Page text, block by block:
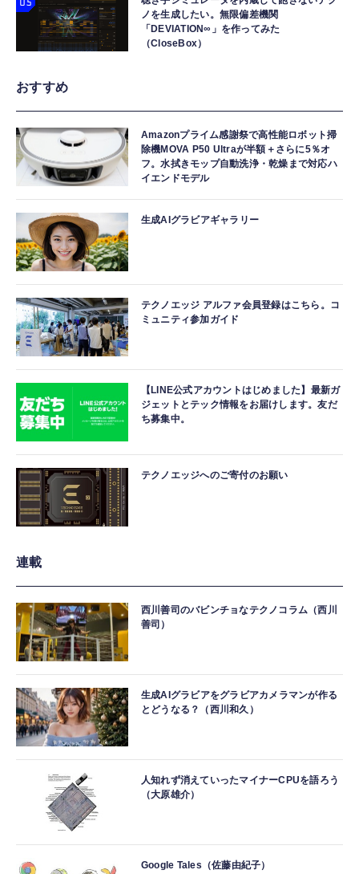
ノを生成したい。無限偏差機関
「DEVIATION∞」を作ってみた
（CloseBox）
おすすめ
Amazonプライム感謝祭で高性能ロボット掃
除機MOVA P50 Ultraが半額＋さらに5％オ
フ。水拭きモップ自動洗浄・乾燥まで対応ハ
イエンドモデル
生成AIグラビアギャラリー
テクノエッジ アルファ会員登録はこちら。コ
ミュニティ参加ガイド
【LINE公式アカウントはじめました】最新ガ
ジェットとテック情報をお届けします。友だ
ち募集中。
テクノエッジへのご寄付のお願い
連載
西川善司のバビンチョなテクノコラム（西川
善司）
生成AIグラビアをグラビアカメラマンが作る
とどうなる？（西川和久）
人知れず消えていったマイナーCPUを語ろう
（大原雄介）
Google Tales（佐藤由紀子）